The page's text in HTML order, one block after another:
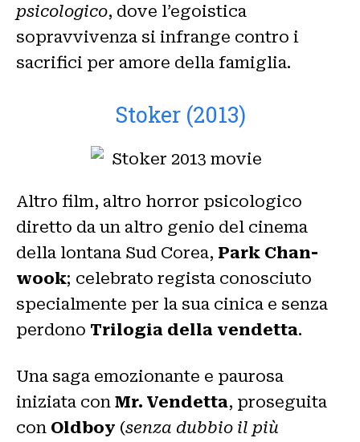
psicologico, dove l’egoistica
sopravvivenza si infrange contro i
sacrifici per amore della famiglia.
Stoker (2013)
Altro film, altro horror psicologico
diretto da un altro genio del cinema
della lontana Sud Corea, Park Chan-
wook; celebrato regista conosciuto
specialmente per la sua cinica e senza
perdono Trilogia della vendetta.
Una saga emozionante e paurosa
iniziata con Mr. Vendetta, proseguita
con Oldboy (senza dubbio il più